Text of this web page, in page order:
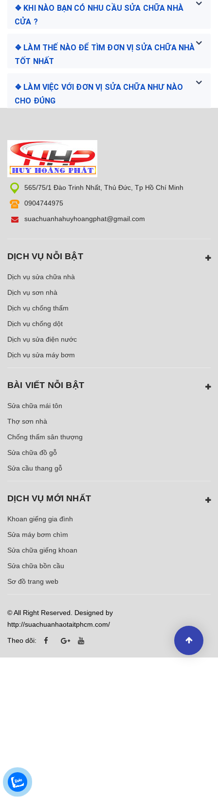
❖ KHI NÀO BẠN CÓ NHU CẦU SỬA CHỮA NHÀ
CỬA ?
❖ LÀM THẾ NÀO ĐỂ TÌM ĐƠN VỊ SỬA CHỮA NHÀ
TỐT NHẤT
❖ LÀM VIỆC VỚI ĐƠN VỊ SỬA CHỮA NHƯ NÀO
CHO ĐÚNG
565/75/1 Đào Trinh Nhất, Thủ Đức, Tp Hồ Chí Minh
0904744975
suachuanhahuyhoangphat@gmail.com
DỊCH VỤ NỖI BẬT
Dịch vụ sửa chữa nhà
Dịch vụ sơn nhà
Dịch vụ chống thấm
Dịch vụ chống dột
Dịch vụ sửa điện nước
Dịch vụ sửa máy bơm
BÀI VIẾT NỖI BẬT
Sửa chữa mái tôn
Thợ sơn nhà
Chống thấm sân thượng
Sửa chữa đồ gỗ
Sửa cầu thang gỗ
DỊCH VỤ MỚI NHẤT
Khoan giếng gia đình
Sửa máy bơm chìm
Sửa chữa giếng khoan
Sửa chữa bồn cầu
Sơ đồ trang web
© All Right Reserved. Designed by
http://suachuanhaotaitphcm.com/
Theo dõi: